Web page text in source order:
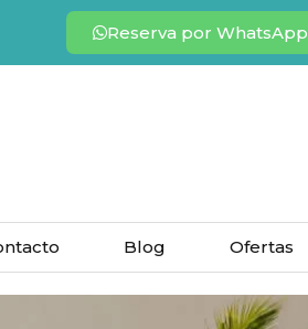
Reserva por WhatsApp
Blog Ofertas